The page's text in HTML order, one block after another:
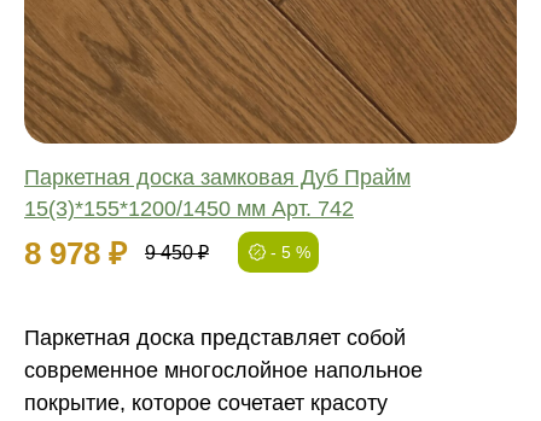
Паркетная доска замковая Дуб Прайм
15(3)*155*1200/1450 мм Арт. 742
8 978 ₽ 9 450 ₽ - 5 %
Ширина:
Толщина:
Паркетная доска представляет собой
современное многослойное напольное
покрытие, которое сочетает красоту